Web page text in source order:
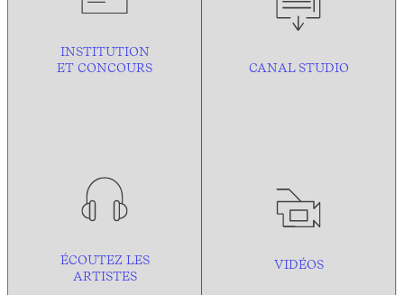
INSTITUTION
ET CONCOURS
CANAL STUDIO
ÉCOUTEZ LES
ARTISTES
VIDÉOS